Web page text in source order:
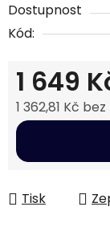
Dostupnost
Kód:
1 649
1 362,81 Kč bez
Měrná cena:
Tisk